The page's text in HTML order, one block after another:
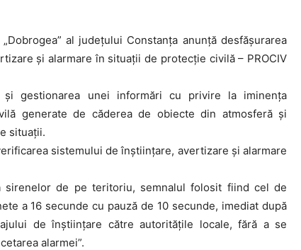
al județului Constanța anunță desfășurarea
și alarmare în situații de protecție civilă – PROCIV
și gestionarea unei informări cu privire la iminența
generate de căderea de obiecte din atmosferă și
situații.
sistemului de înștiințare, avertizare și alarmare
sirenelor de pe teritoriu, semnalul folosit fiind cel de
a 16 secunde cu pauză de 10 secunde, imediat după
de înștiințare către autoritățile locale, fără a se
alarmei”.